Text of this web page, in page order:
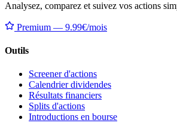
Analysez, comparez et suivez vos actions
Premium — 9.99€/mois
Outils
Screener d'actions
Calendrier dividendes
Résultats financiers
Splits d'actions
Introductions en bourse